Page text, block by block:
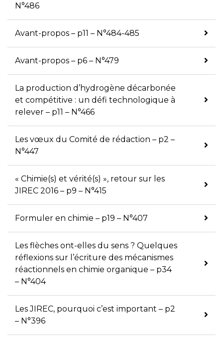
N°486
Avant-propos – p11 – N°484-485
Avant-propos – p6 – N°479
La production d’hydrogène décarbonée
et compétitive : un défi technologique à
relever – p11 – N°466
Les vœux du Comité de rédaction – p2 –
N°447
« Chimie(s) et vérité(s) », retour sur les
JIREC 2016 – p9 – N°415
Formuler en chimie – p19 – N°407
Les flèches ont-elles du sens ? Quelques
réflexions sur l’écriture des mécanismes
réactionnels en chimie organique – p34
– N°404
Les JIREC, pourquoi c’est important – p2
– N°396